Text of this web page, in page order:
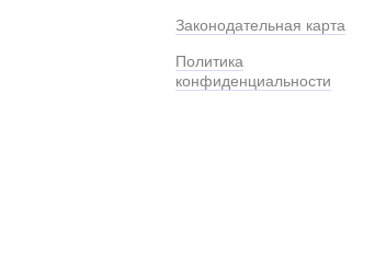
Законодательная карта
Политика
конфиденциальности